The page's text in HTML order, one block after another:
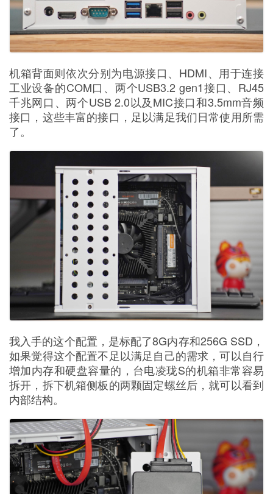
机箱背面则依次分别为电源接口、HDMI、用于连接
工业设备的COM口、两个USB3.2 gen1接口、RJ45
千兆网口、两个USB 2.0以及MIC接口和3.5mm音频
接口，这些丰富的接口，足以满足我们日常使用所需
了。
我入手的这个配置，是标配了8G内存和256G SSD，
如果觉得这个配置不足以满足自己的需求，可以自行
增加内存和硬盘容量的，台电凌珑S的机箱非常容易
拆开，拆下机箱侧板的两颗固定螺丝后，就可以看到
内部结构。